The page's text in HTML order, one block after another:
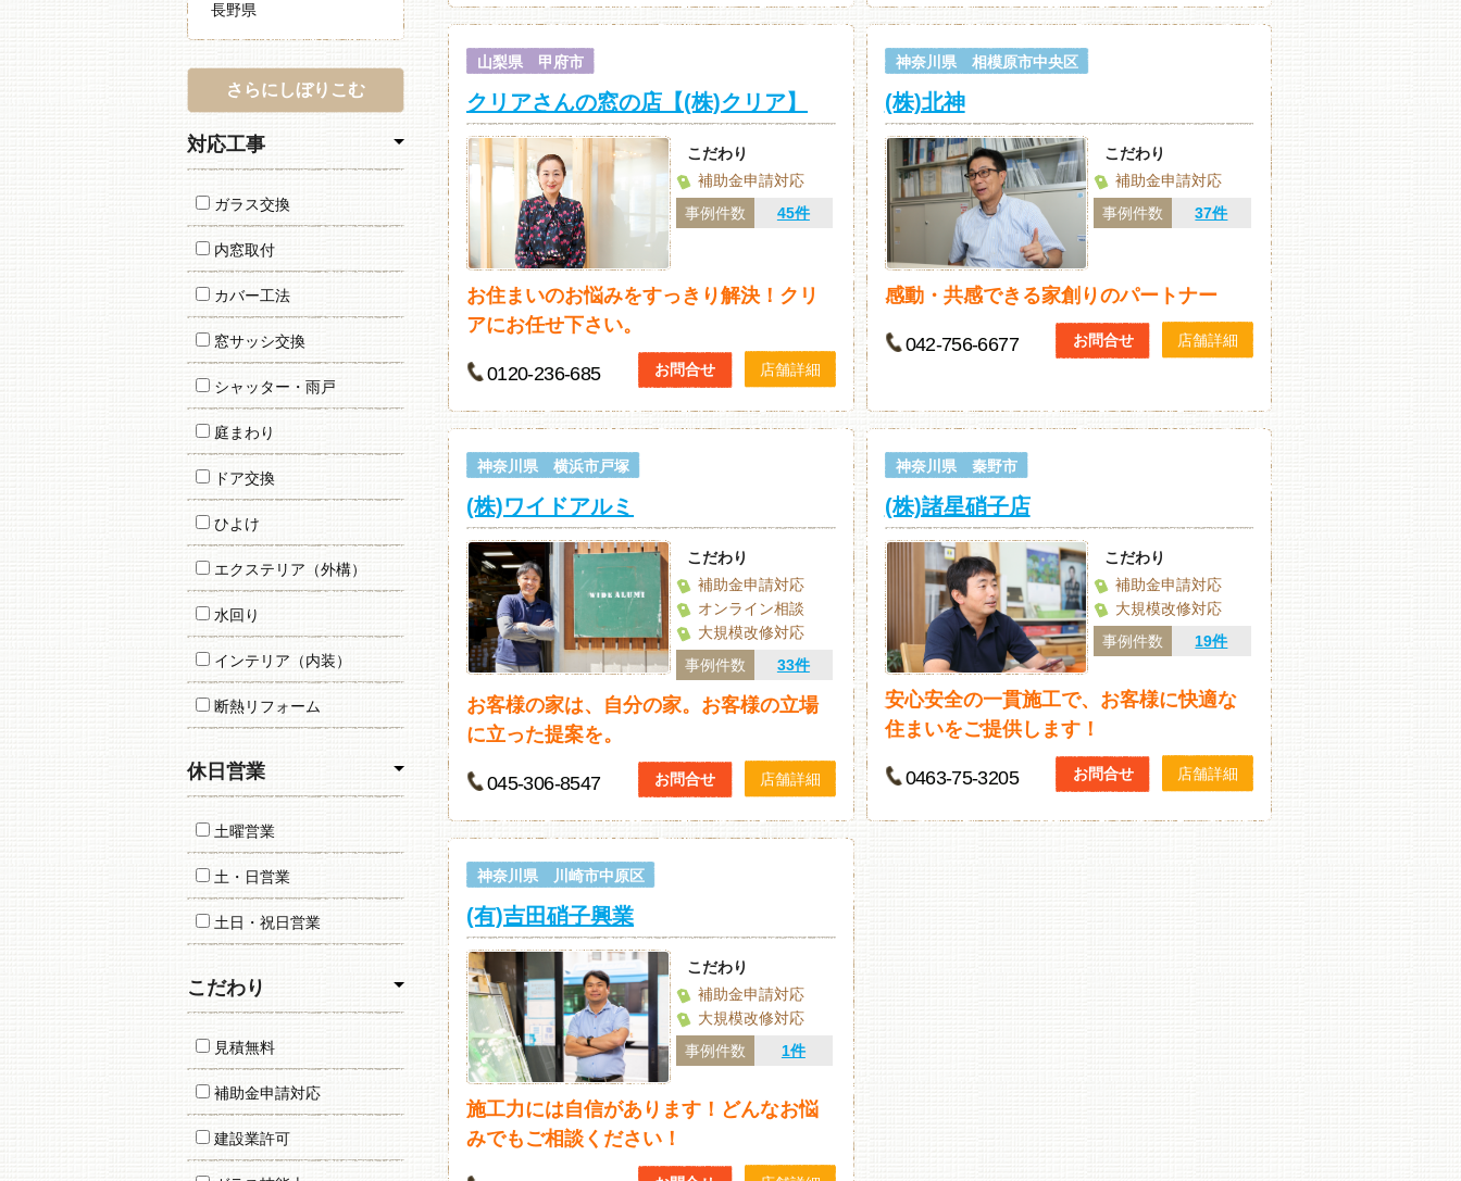
長野県
さらにしぼりこむ
対応工事
ガラス交換
内窓取付
カバー工法
窓サッシ交換
シャッター・雨戸
庭まわり
ドア交換
ひよけ
エクステリア（外構）
水回り
インテリア（内装）
断熱リフォーム
休日営業
土曜営業
土・日営業
土日・祝日営業
こだわり
見積無料
補助金申請対応
建設業許可
山梨県 甲府市
クリアさんの窓の店【(株)クリア】
こだわり
補助金申請対応
事例件数
45件
お住まいのお悩みをすっきり解決！クリ
アにお任せ下さい。
0120-236-685 お問合せ 店舗詳細
神奈川県 相模原市中央区
(株)北神
こだわり
補助金申請対応
事例件数
37件
感動・共感できる家創りのパートナー
042-756-6677 お問合せ 店舗詳細
神奈川県 横浜市戸塚
(株)ワイドアルミ
こだわり
補助金申請対応
オンライン相談
大規模改修対応
事例件数
33件
お客様の家は、自分の家。お客様の立場
に立った提案を。
045-306-8547 お問合せ 店舗詳細
神奈川県 秦野市
(株)諸星硝子店
こだわり
補助金申請対応
大規模改修対応
事例件数
19件
安心安全の一貫施工で、お客様に快適な
住まいをご提供します！
0463‐75‐3205 お問合せ 店舗詳細
神奈川県 川崎市中原区
(有)吉田硝子興業
こだわり
補助金申請対応
大規模改修対応
事例件数
1件
施工力には自信があります！どんなお悩
みでもご相談ください！